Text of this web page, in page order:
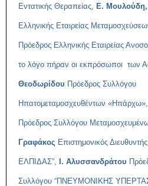
Εντατικής Θεραπείας, Ε. Μουλούδη,
Ελληνικής Εταιρείας
Πρόεδρος Ελληνικής Εταιρείας
το λόγο πήραν οι εκπρόσωποι των
Θεοδωρίδου Πρόεδρος Συλλόγου
Ηπατομεταμοσχευθέντων «Ηπάρχω»,
Πρόεδρος Συλλόγου
Γραφάκος Επιστημονικός
ΕΛΠΙΔΑΣ”, Ι. Αλυσσανδράτου
Συλλόγου “ΠΝΕΥΜΟΝΙΚΗΣ